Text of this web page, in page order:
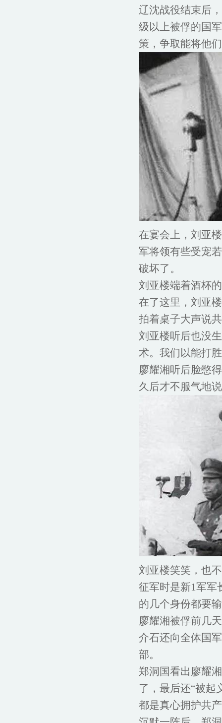
辽沈战役结束后
级以上被俘的国
策，争取能将他
在宴会上，刘亚
军将领有些受宠
破坏了。
刘亚楼端着酒杯
在了这里，刘亚
拍着桌子大声说
刘亚楼听后也没
术。我们以能打
廖耀湘听后脸憋
久后才不服气地
刘亚楼笑笑，也
征军时是新1军军
的几个身份都要
廖耀湘被俘前几
介石还向全体国
部。
郑洞国看出廖耀
了，最后还“被起
都是真心拥护共